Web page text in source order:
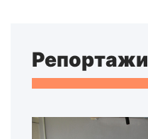
Репортажи